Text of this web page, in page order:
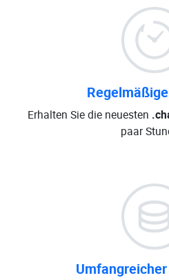
Erhalten Sie die neuesten
paar